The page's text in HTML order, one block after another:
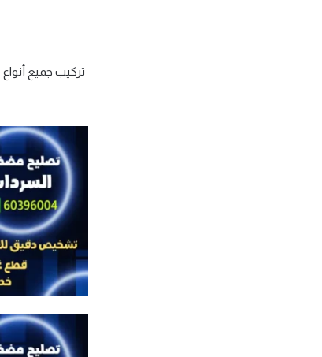
تركيب جميع